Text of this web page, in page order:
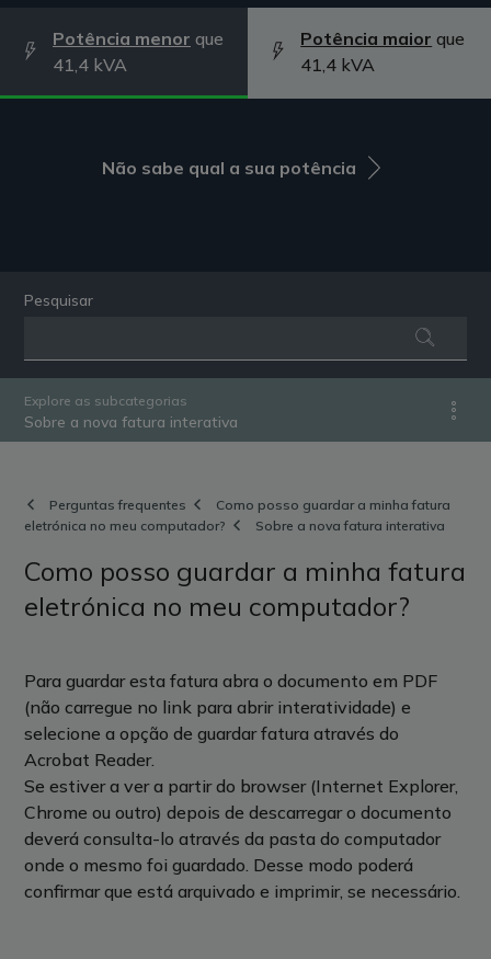
Potência menor que
41,4 kVA
Potência maior que
41,4 kVA
Não sabe qual a sua potência
Pesquisar
Explore as subcategorias
Sobre a nova fatura interativa
Perguntas frequentes
Como posso guardar a minha fatura
eletrónica no meu computador?
Sobre a nova fatura interativa
Como posso guardar a minha fatura
eletrónica no meu computador?
Para guardar esta fatura abra o documento em PDF
(não carregue no link para abrir interatividade) e
selecione a opção de guardar fatura através do
Acrobat Reader.
Se estiver a ver a partir do browser (Internet Explorer,
Chrome ou outro) depois de descarregar o documento
deverá consulta-lo através da pasta do computador
onde o mesmo foi guardado. Desse modo poderá
confirmar que está arquivado e imprimir, se necessário.